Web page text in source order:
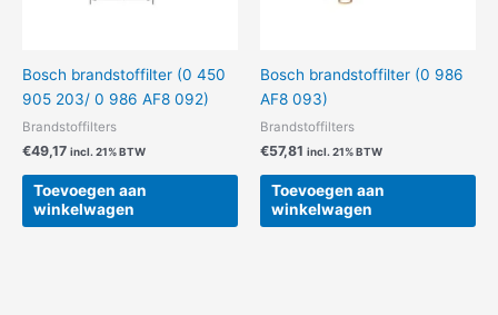
Bosch brandstoffilter (0 450
905 203/ 0 986 AF8 092)
Brandstoffilters
€49,17 incl. 21% BTW
Toevoegen aan
winkelwagen
Bosch brandstoffilter (0 986
AF8 093)
Brandstoffilters
€57,81 incl. 21% BTW
Toevoegen aan
winkelwagen